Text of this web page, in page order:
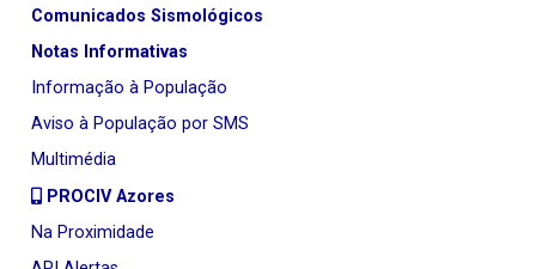
Comunicados Sismológicos
Notas Informativas
Informação à População
Aviso à População por SMS
Multimédia
PROCIV Azores
Na Proximidade